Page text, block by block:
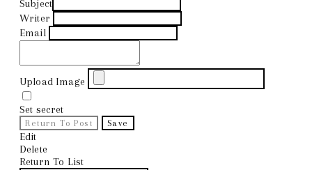
Subject
Writer
Email
Upload Image
Set secret
Return To Post Save
Edit
Delete
Return To List